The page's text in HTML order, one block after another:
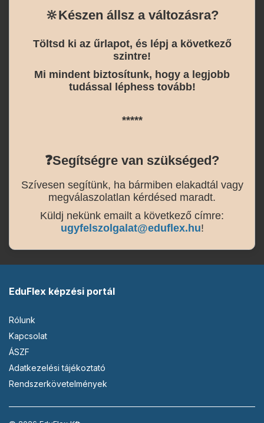
🔆Készen állsz a változásra?
Töltsd ki az űrlapot, és lépj a következő
szintre!
Mi mindent biztosítunk, hogy a legjobb
tudással léphess tovább!
*****
❓Segítségre van szükséged?
Szívesen segítünk, ha bármiben elakadtál vagy
megválaszolatlan kérdésed maradt.
Küldj nekünk emailt a következő címre:
ugyfelszolgalat@eduflex.hu!
EduFlex képzési portál
Rólunk
Kapcsolat
ÁSZF
Adatkezelési tájékoztató
Rendszerkövetelmények